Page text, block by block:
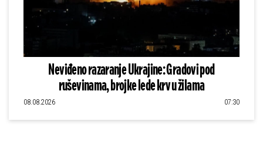
Neviđeno razaranje Ukrajine: Gradovi pod
ruševinama, brojke lede krv u žilama
08.08.2026 07:30